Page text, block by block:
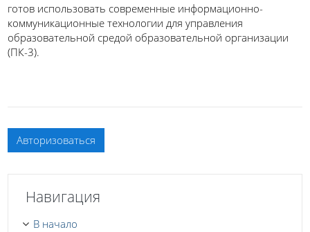
готов использовать современные информационно-
коммуникационные технологии для управления
образовательной средой образовательной организации
(ПК-3).
Авторизоваться
Навигация
В начало